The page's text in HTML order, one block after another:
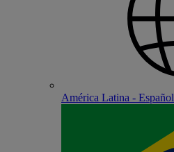
América Latina - Español